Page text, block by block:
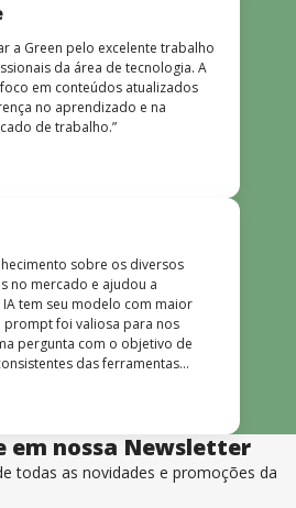
a Green pelo excelente trabalho
da área de tecnologia. A
em conteúdos atualizados
no aprendizado e na
de trabalho.”
sobre os diversos
no mercado e ajudou a
tem seu modelo com maior
prompt foi valiosa para nos
pergunta com o objetivo de
das ferramentas
é muito bom, além de
uma didática que incentiva o
em nossa Newsletter
todas as novidades e promoções da